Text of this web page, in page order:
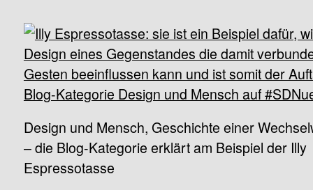
Design und Mensch, Geschichte einer
– die Blog-Kategorie erklärt am Beispiel der Illy
Espressotasse